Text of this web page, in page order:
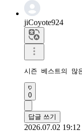
jiCoyote924
시즌 베스트의 많
0
답글 쓰기
2026.07.02 19:12